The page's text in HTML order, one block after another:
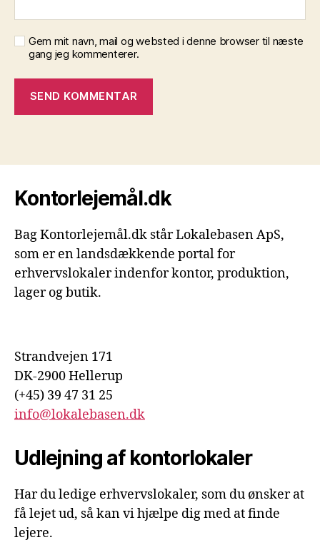
Gem mit navn, mail og websted i denne browser til næste
gang jeg kommenterer.
Kontorlejemål.dk
Bag Kontorlejemål.dk står Lokalebasen ApS,
som er en landsdækkende portal for
erhvervslokaler indenfor kontor, produktion,
lager og butik.
Strandvejen 171
DK-2900 Hellerup
(+45) 39 47 31 25
info@lokalebasen.dk
Udlejning af kontorlokaler
Har du ledige erhvervslokaler, som du ønsker at
få lejet ud, så kan vi hjælpe dig med at finde
lejere.